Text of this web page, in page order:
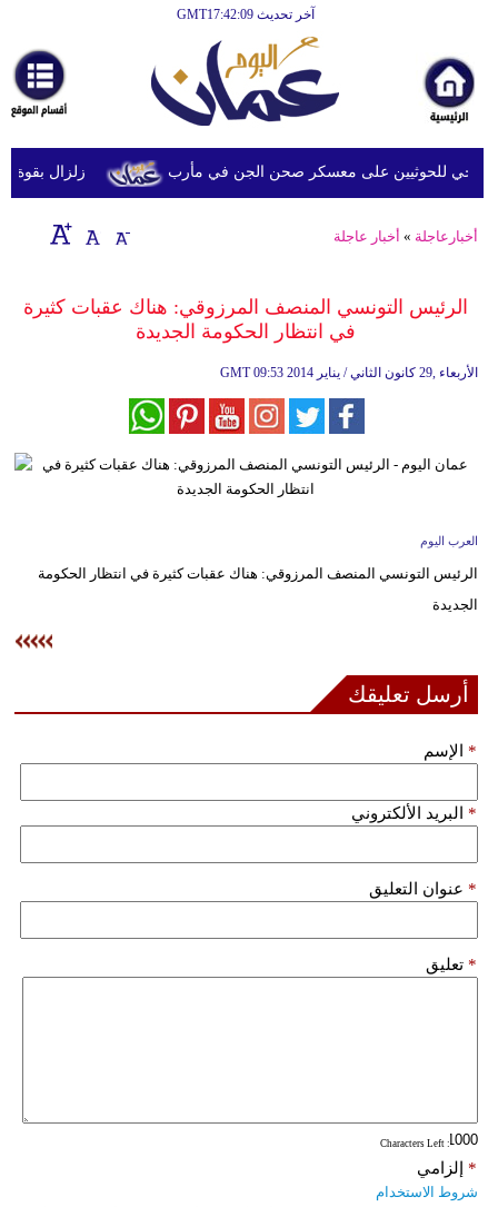
آخر تحديث GMT17:42:09
أخبارعاجلة
رياضة
ثقافة
إقتصاد
وموسيقى
سياحة
علوم
مدوَّنات
أبراج
زلزال بقوة 6.3 درجة يضرب جنوب الفلبين دون تحذيرات من تسونامي أو أضرار فورية للحوثيين على معسكر صحن الجن في مأرب
أخبارعاجلة » أخبار عاجلة
الرئيس التونسي المنصف المرزوقي: هناك عقبات كثيرة
في انتظار الحكومة الجديدة
GMT 09:53 2014 الأربعاء ,29 كانون الثاني / يناير
العرب اليوم
الرئيس التونسي المنصف المرزوقي: هناك عقبات كثيرة في انتظار الحكومة
الجديدة
أرسل تعليقك
الإسم *
البريد الألكتروني *
عنوان التعليق *
تعليق *
: Characters Left
إلزامي *
شروط الاستخدام